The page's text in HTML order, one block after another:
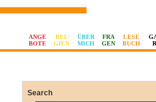
ANGE
BOTE
BEL
GIEN
ÜBER
MICH
FRA
GEN
LESE
BUCH
Search